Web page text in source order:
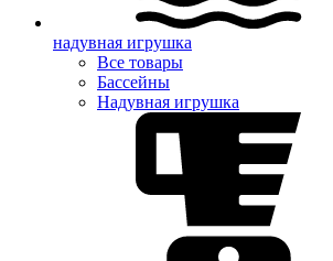
надувная игрушка
Все товары
Бассейны
Надувная игрушка